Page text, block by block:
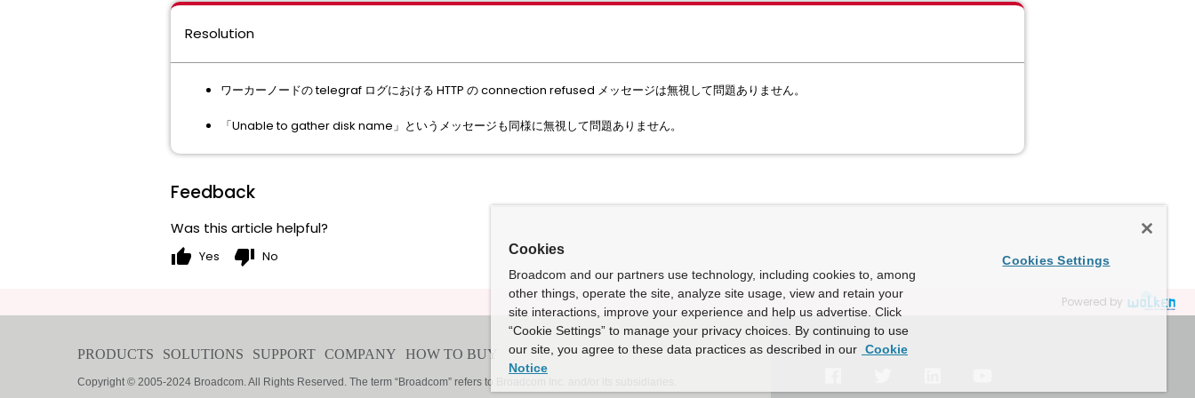
Resolution
ワーカーノードの telegraf ログにおける HTTP の connection refused メッセージは無視して問題ありません。
「Unable to gather disk name」というメッセージも同様に無視して問題ありません。
Feedback
Was this article helpful?
thumb_up Yes thumb_down No
Powered by
Cookies
Broadcom and our partners use technology, including cookies to, among
other things, operate the site, analyze site usage, view and retain your
site interactions, improve your experience and help us advertise. Click
“Cookie Settings” to manage your privacy choices. By continuing to use
our site, you agree to these data practices as described in our Cookie
Notice
Cookies Settings